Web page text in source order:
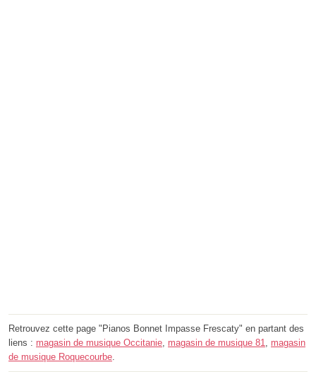
Retrouvez cette page "Pianos Bonnet Impasse Frescaty" en partant des
liens : magasin de musique Occitanie magasin de musique 81
magasin
de musique Roquecourbe